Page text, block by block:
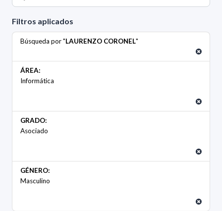
Filtros aplicados
Búsqueda por "LAURENZO CORONEL"
ÁREA:
Informática
GRADO:
Asociado
GÉNERO:
Masculino